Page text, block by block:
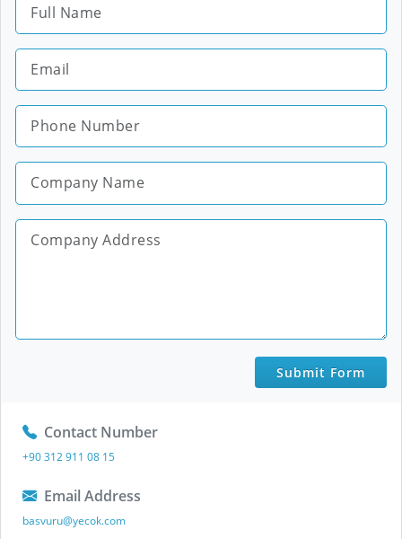
Submit Form
Contact Number
+90 312 911 08 15
Email Address
basvuru@yecok.com